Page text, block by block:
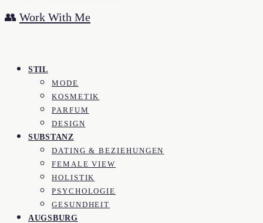
👥 Work With Me
STIL
MODE
KOSMETIK
PARFUM
DESIGN
SUBSTANZ
DATING & BEZIEHUNGEN
FEMALE VIEW
HOLISTIK
PSYCHOLOGIE
GESUNDHEIT
AUGSBURG